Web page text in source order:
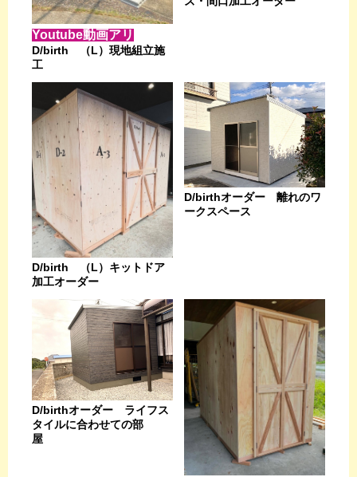
Youtube動画アリ
D/birth （L）現地組立施
工
D/birth （L）キットドア
加工オーダー
D/birthオーダー 離れのワ
ークスペース
D/birthオーダー ライフス
タイルに合わせての部
屋